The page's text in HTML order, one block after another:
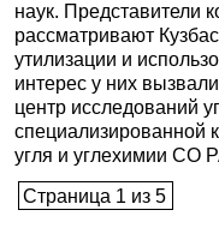
наук. Представители
рассматривают
утилизации и
интерес у них
центр исследований
специализированной
угля и углехимии СО
Страница 1 из 5